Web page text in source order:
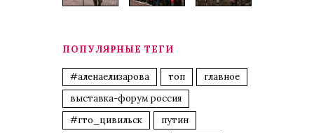
ПОПУЛЯРНЫЕ ТЕГИ
#аленаелизарова топ
главное
выставка-форум россия
#гто_цивильск
путин